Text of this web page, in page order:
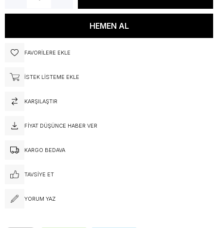
FAVORILERE EKLE
İSTEK LISTEME EKLE
KARŞILAŞTIR
FIYAT DÜŞÜNCE HABER VER
KARGO BEDAVA
TAVSIYE ET
YORUM YAZ